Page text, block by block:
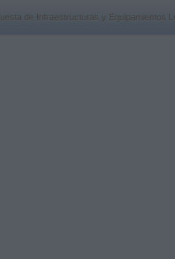
de Infraestructuras y Equipamientos